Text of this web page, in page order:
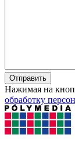
Отправить
Нажимая на
обработку